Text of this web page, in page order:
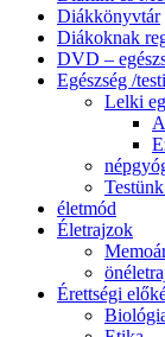
Diákkönyvtár
Diákoknak
DVD –
Egészség /
Lelki
életmód
Életrajzok
Érettségi